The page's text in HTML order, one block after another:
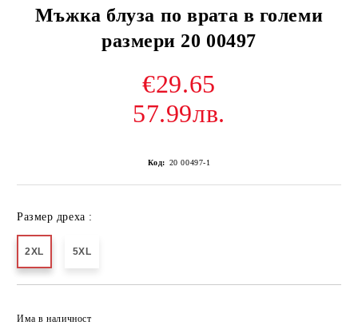
Мъжка блуза по врата в големи
размери 20 00497
€29.65
57.99лв.
Код: 20 00497-1
Размер дреха :
2XL 5XL
Има в наличност